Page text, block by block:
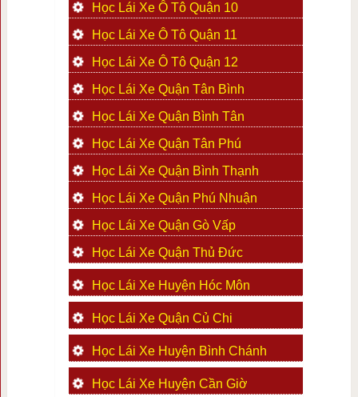
Học Lái Xe Ô Tô Quận 10
Học Lái Xe Ô Tô Quận 11
Học Lái Xe Ô Tô Quận 12
Học Lái Xe Quận Tân Bình
Học Lái Xe Quận Bình Tân
Học Lái Xe Quận Tân Phú
Học Lái Xe Quận Bình Thạnh
Học Lái Xe Quận Phú Nhuận
Học Lái Xe Quận Gò Vấp
Học Lái Xe Quận Thủ Đức
Học Lái Xe Huyện Hóc Môn
Học Lái Xe Quận Củ Chi
Học Lái Xe Huyện Bình Chánh
Học Lái Xe Huyện Cần Giờ